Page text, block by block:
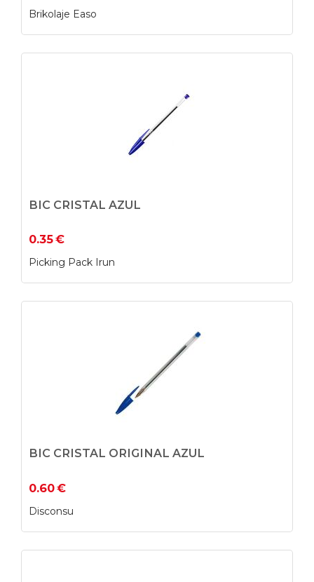
Brikolaje Easo
BIC CRISTAL AZUL
0.35€
Picking Pack Irun
BIC CRISTAL ORIGINAL AZUL
0.60€
Disconsu